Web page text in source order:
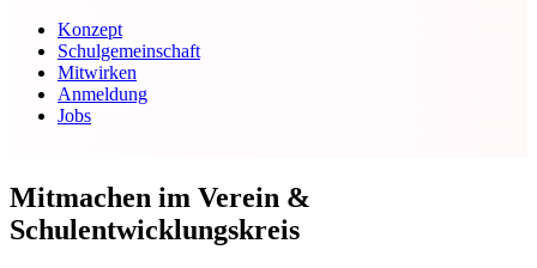
Konzept
Schulgemeinschaft
Mitwirken
Anmeldung
Jobs
Mitmachen im Verein &
Schulentwicklungskreis